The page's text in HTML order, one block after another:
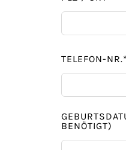
TELEFON-NR.*
BENÖTIGT)